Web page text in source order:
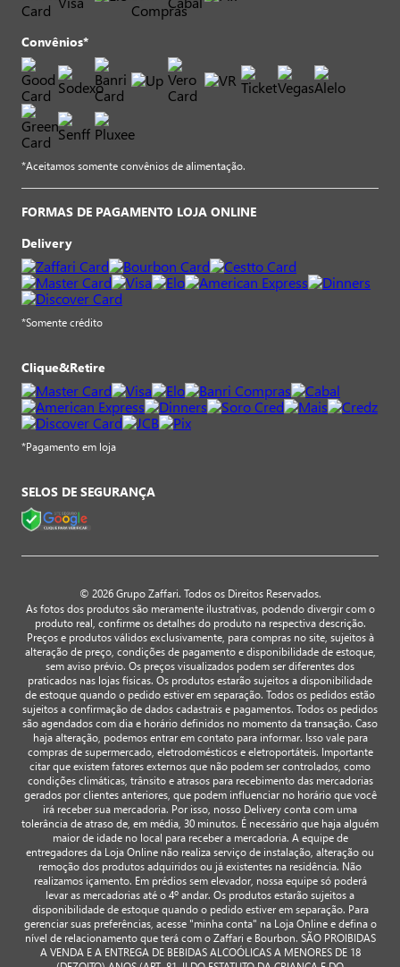
Convênios*
*Aceitamos somente convênios de alimentação.
FORMAS DE PAGAMENTO LOJA ONLINE
Delivery
*Somente crédito
Clique&Retire
*Pagamento em loja
SELOS DE SEGURANÇA
© 2026 Grupo Zaffari. Todos os Direitos Reservados.
As fotos dos produtos são meramente ilustrativas, podendo divergir com o
produto real, confirme os detalhes do produto na respectiva descrição.
Preços e produtos válidos exclusivamente, para compras no site, sujeitos à
alteração de preço, condições de pagamento e disponibilidade de estoque,
sem aviso prévio. Os preços visualizados podem ser diferentes dos
praticados nas lojas físicas. Os produtos estarão sujeitos a disponibilidade
de estoque quando o pedido estiver em separação. Todos os pedidos estão
sujeitos a confirmação de dados cadastrais e pagamentos. Todos os pedidos
são agendados com dia e horário definidos no momento da transação. Caso
haja alteração, podemos entrar em contato para informar. Isso vale para
compras de supermercado, eletrodomésticos e eletroportáteis. Importante
citar que existem fatores externos que não podem ser controlados, como
condições climáticas, trânsito e atrasos para recebimento das mercadorias
gerados por clientes anteriores, que podem influenciar no horário que você
irá receber sua mercadoria. Por isso, nosso Delivery conta com uma
tolerância de atraso de, em média, 30 minutos. É necessário que haja alguém
maior de idade no local para receber a mercadoria. A equipe de
entregadores da Loja Online não realiza serviço de instalação, alteração ou
remoção dos produtos adquiridos ou já existentes na residência. Não
realizamos içamento. Em prédios sem elevador, nossa equipe só poderá
levar as mercadorias até o 4º andar. Os produtos estarão sujeitos a
disponibilidade de estoque quando o pedido estiver em separação. Para
gerenciar suas preferências, acesse "minha conta" na Loja Online e defina o
nível de relacionamento que terá com o Zaffari e Bourbon. SÃO PROIBIDAS
A VENDA E A ENTREGA DE BEBIDAS ALCOÓLICAS A MENORES DE 18